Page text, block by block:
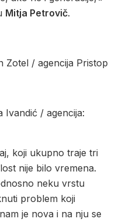
Mitja Petrovič.
Zotel / agencija Pristop
Ivandić / agencija:
koji ukupno traje tri
nije bilo vremena.
neku vrstu
problem koji
je nova i na nju se